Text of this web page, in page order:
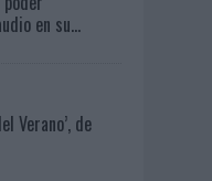
en su...
Verano’, de